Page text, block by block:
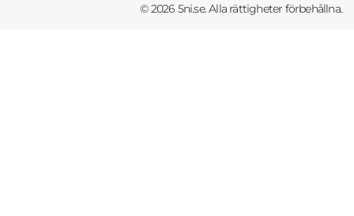
© 2026 5ni.se. Alla rättigheter förbehållna.